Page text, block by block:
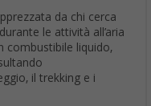
da chi cerca
le attività all’aria
combustibile liquido,
il trekking e i